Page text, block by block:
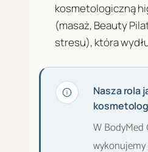
kosmetologiczną
(masaż, Beauty
stresu), która
Nasza rola
W BodyMed